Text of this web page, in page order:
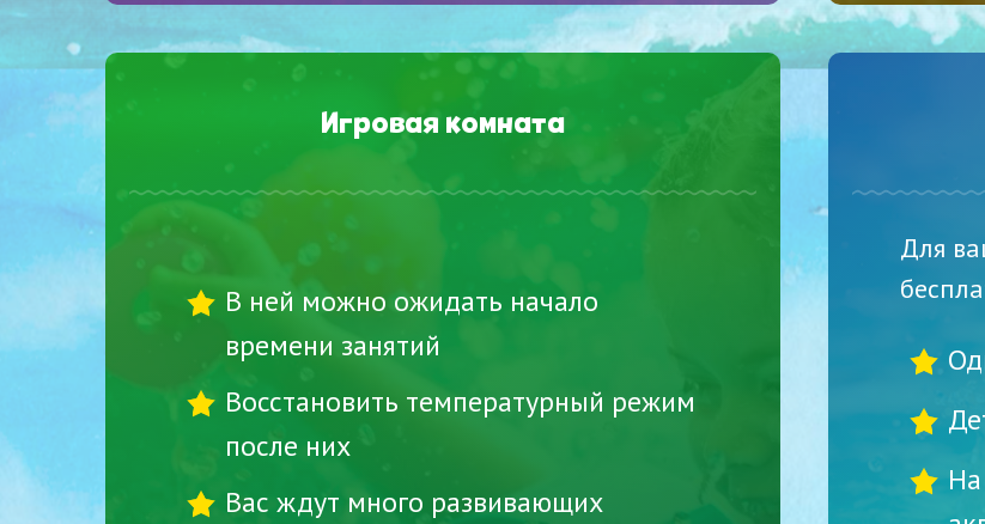
Игровая комната
В ней можно ожидать начало
времени занятий
Восстановить температурный режим
после них
Вас ждут много развивающих
Для